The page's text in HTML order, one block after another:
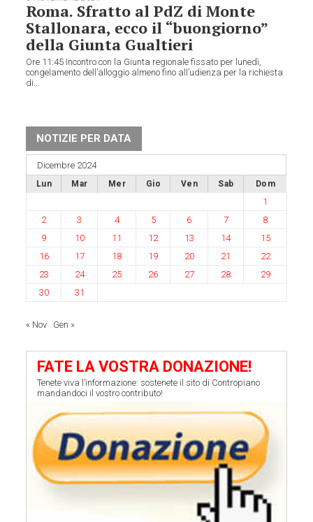
Roma. Sfratto al PdZ di Monte
Stallonara, ecco il “buongiorno”
della Giunta Gualtieri
Ore 11:45 Incontro con la Giunta regionale fissato per lunedì,
congelamento dell’alloggio almeno fino all’udienza per la richiesta
di...
NOTIZIE PER DATA
Dicembre 2024
Lun Mar Mer Gio Ven Sab Dom
1
2
3 4 5 6 7
8
9
10 11 12 13 14
15
16
17 18 19 20 21
22
23
24 25 26 27 28
29
30
31
« Nov Gen »
FATE LA VOSTRA DONAZIONE!
Tenete viva l’informazione: sostenete il sito di Contropiano
mandandoci il vostro contributo!